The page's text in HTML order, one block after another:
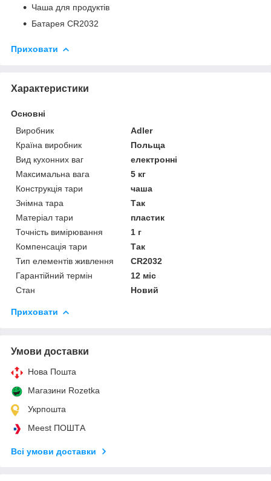
Чаша для продуктів
Батарея CR2032
Приховати
Характеристики
Основні
Виробник
Adler
Країна виробник
Польща
Вид кухонних ваг
електронні
Максимальна вага
5 кг
Конструкція тари
чаша
Знімна тара
Так
Матеріал тари
пластик
Точність вимірювання
1 г
Компенсація тари
Так
Тип елементів живлення
CR2032
Гарантійний термін
12 міс
Стан
Новий
Приховати
Умови доставки
Нова Пошта
Магазини Rozetka
Укрпошта
Meest ПОШТА
Всі умови доставки